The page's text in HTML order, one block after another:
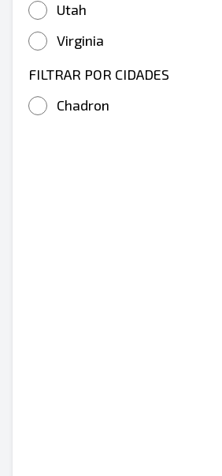
Utah
Virginia
FILTRAR POR CIDADES
Chadron